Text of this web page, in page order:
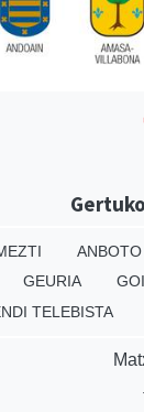
ANBOTO
GEURIA
TELEBISTA